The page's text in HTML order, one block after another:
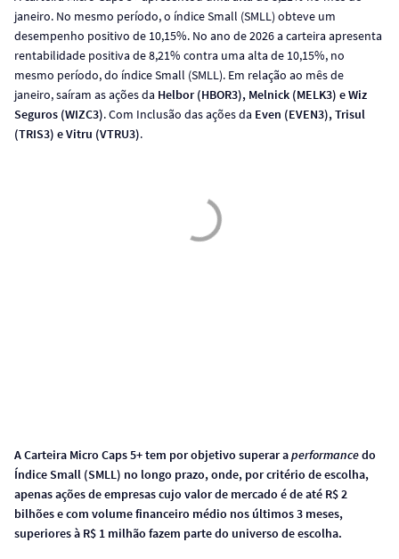
janeiro. No mesmo período, o índice Small (SMLL) obteve um
desempenho positivo de 10,15%. No ano de 2026 a carteira apresenta
rentabilidade positiva de 8,21% contra uma alta de 10,15%, no
mesmo período, do índice Small (SMLL). Em relação ao mês de
janeiro, saíram as ações da Helbor (HBOR3), Melnick (MELK3) e Wiz
Seguros (WIZC3). Com Inclusão das ações da Even (EVEN3), Trisul
(TRIS3) e Vitru (VTRU3).
A Carteira Micro Caps 5+ tem por objetivo superar aperformancedo
Índice Small (SMLL) no longo prazo, onde, por critério de escolha,
apenas ações de empresas cujo valor de mercado é de até R$ 2
bilhões e com volume financeiro médio nos últimos 3 meses,
superiores à R$ 1 milhão fazem parte do universo de escolha.